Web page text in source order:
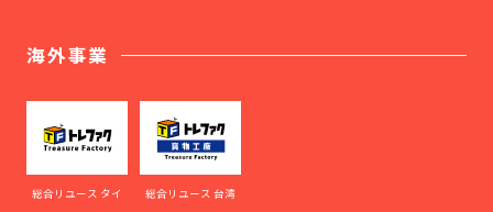
海外事業
総合リユース タイ 総合リユース 台湾